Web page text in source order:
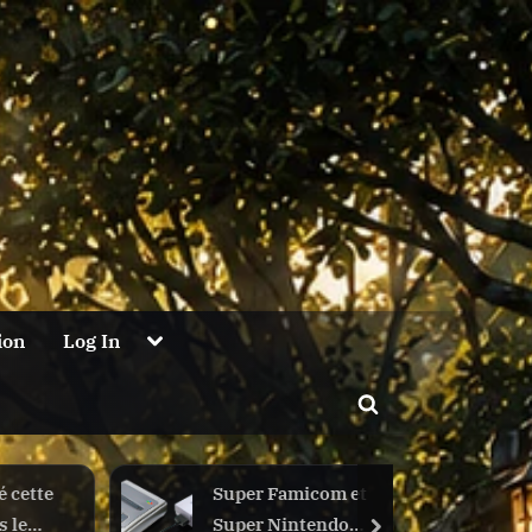
Log In Toggle
Toggle
search
form
cette
le
Super Famicom et
Super Nintendo